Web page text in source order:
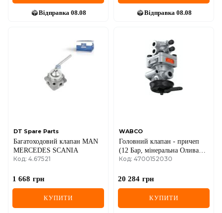
Відправка 08.08 Відправка 08.08
DT Spare Parts
Багатоходовий клапан MAN
MERCEDES SCANIA
Код: 4.67521
1 668 грн
КУПИТИ
WABCO
Головний клапан - причеп
(12 Бар, мінеральна Олива
AGRO) CASE FENDT JOHN
Код: 4700152030
20 284 грн
КУПИТИ